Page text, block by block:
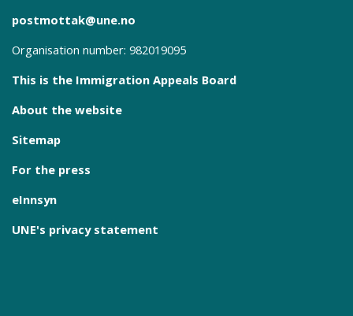
postmottak@une.no
Organisation number: 982019095
This is the Immigration Appeals Board
About the website
Sitemap
For the press
eInnsyn
UNE's privacy statement